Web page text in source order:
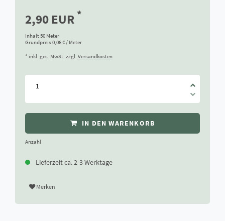
2,90 EUR *
Inhalt50 Meter
Grundpreis0,06 € / Meter
* inkl. ges. MwSt. zzgl. Versandkosten
IN DEN WARENKORB
Anzahl
Lieferzeit ca. 2-3 Werktage
Merken